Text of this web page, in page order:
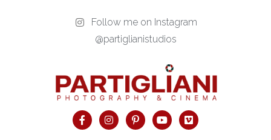
Follow me on Instagram
@partiglianistudios